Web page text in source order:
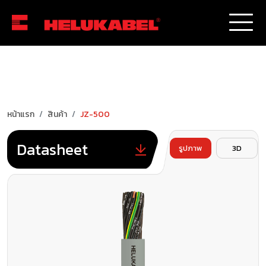
หน้าแรก สินค้า JZ-500
Datasheet รูปภาพ 3D